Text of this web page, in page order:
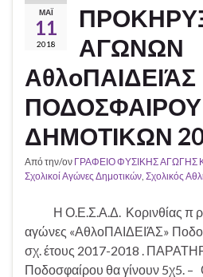
ΜΆΙ
11
2018
ΑΓΩΝΩΝ
ΑθλοΠΑΙΔΕΙΆΣ
ΠΟΔΟΣΦΑΙΡΟΥ
ΔΗΜΟΤΙΚΩΝ
Από την/ον ΓΡΑΦΕΙΟ ΦΥΣΙΚΗΣ ΑΓΩΓΗΣ
Σχολικοί Αγώνες Δημοτικών Σχολικός
Η Ο.Ε.Σ.Α.Δ. Κορινθίας π ρ
αγώνες «ΑθλοΠΑΙΔΕΙΆΣ»
σχ. έτους 2017-2018 .
Ποδοσφαίρου θα γίνουν 5χ5. –